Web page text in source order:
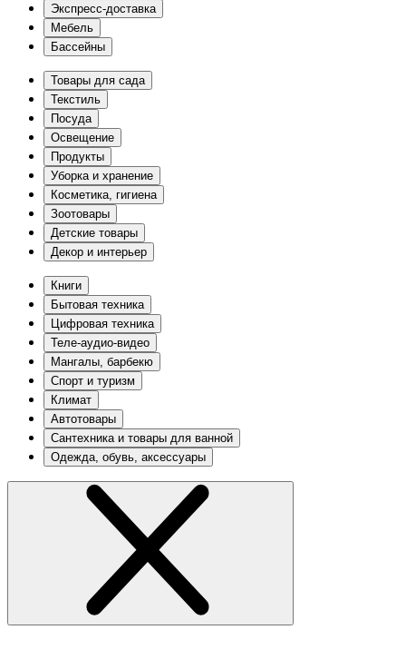
Экспресс-доставка
Мебель
Бассейны
Товары для сада
Текстиль
Посуда
Освещение
Продукты
Уборка и хранение
Косметика, гигиена
Зоотовары
Детские товары
Декор и интерьер
Книги
Бытовая техника
Цифровая техника
Теле-аудио-видео
Мангалы, барбекю
Спорт и туризм
Климат
Автотовары
Сантехника и товары для ванной
Одежда, обувь, аксессуары